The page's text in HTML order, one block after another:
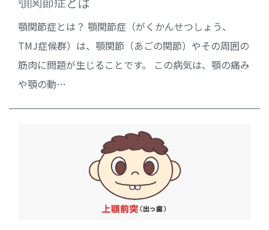
顎関節症とは？ 顎関節症（がくかんせつしょう、
TMJ症候群）は、顎関節（あごの関節）やその周囲の
筋肉に問題が生じることです。 この病気は、顎の痛み
や顎の動…